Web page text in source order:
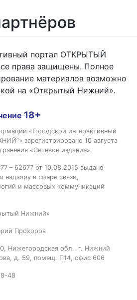
портал ОТКРЫТЫЙ
права защищены. Полное
материалов возможно
на «Открытый Нижний».
18+
«Городской интерактивный
зарегистрировано 10 августа
«Сетевое издание».
– 62677 от 10.08.2015 выдано
в сфере связи,
и массовых коммуникаций
Нижний»
Прохоров
Нижегородская обл., г. Нижний
д. 59, помещ. П14, офис 606
48